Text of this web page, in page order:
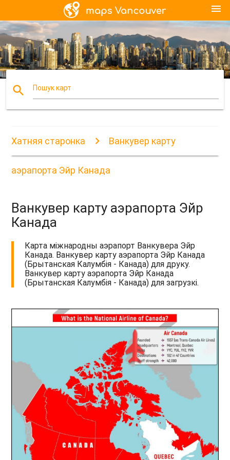
menu
search Пошук карт
Хатняя старонка Ванкувер карту
аэрапорта Эйр Канада
Ванкувер карту аэрапорта Эйр
Канада
Карта міжнародны аэрапорт Ванкувера Эйр
Канада. Ванкувер карту аэрапорта Эйр Канада
(Брытанская Калумбія - Канада) для друку.
Ванкувер карту аэрапорта Эйр Канада
(Брытанская Калумбія - Канада) для загрузкі.